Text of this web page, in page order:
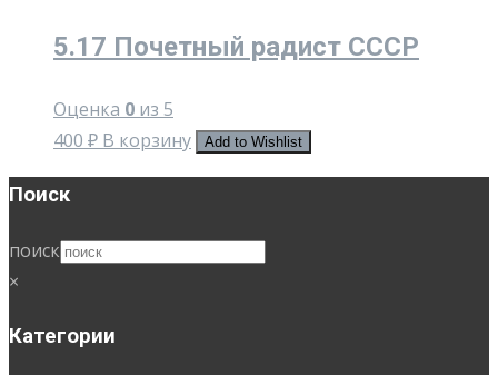
5.17 Почетный радист СССР
Оценка 0 из 5
400 ₽ В корзину Add to Wishlist
Поиск
поиск
×
Категории